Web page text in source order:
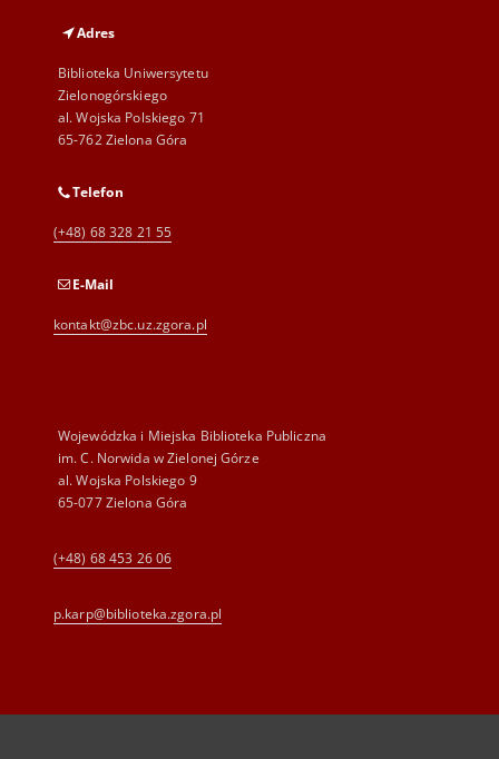
Adres
Biblioteka Uniwersytetu
Zielonogórskiego
al. Wojska Polskiego 71
65-762 Zielona Góra
Telefon
(+48) 68 328 21 55
E-Mail
kontakt@zbc.uz.zgora.pl
Wojewódzka i Miejska Biblioteka Publiczna
im. C. Norwida w Zielonej Górze
al. Wojska Polskiego 9
65-077 Zielona Góra
(+48) 68 453 26 06
p.karp@biblioteka.zgora.pl